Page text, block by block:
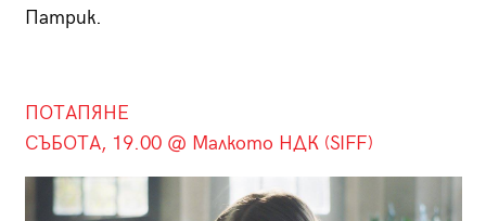
Патрик.
ПОТАПЯНЕ
СЪБОТА, 19.00 @ Малкото НДК (SIFF)